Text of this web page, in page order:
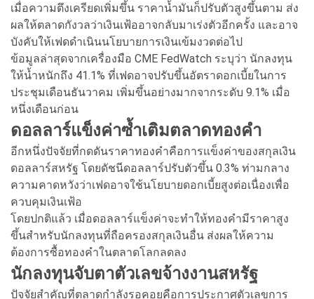
เมื่อความตึงเครียดเพิ่มขึ้น ราคาน้ำมันก็ปรับตัวสูงขึ้นตาม ส่ง
ผลให้ตลาดกังวลว่าเงินเฟ้ออาจกลับมาเร่งตัวอีกครั้ง และอาจ
บังคับให้เฟดดำเนินนโยบายการเงินเข้มงวดต่อไป
ข้อมูลล่าสุดจากเครื่องมือ CME FedWatch ระบุว่า นักลงทุน
ให้น้ำหนักถึง 41.1% ที่เฟดอาจปรับขึ้นอัตราดอกเบี้ยในการ
ประชุมเดือนธันวาคม เพิ่มขึ้นอย่างมากจากระดับ 9.1% เมื่อ
หนึ่งเดือนก่อน
ดอลลาร์แข็งค่าซ้ำเติมตลาดทองคำ
อีกหนึ่งปัจจัยที่กดดันราคาทองคำคือการแข็งค่าของสกุลเงิน
ดอลลาร์สหรัฐ โดยดัชนีดอลลาร์ปรับตัวขึ้น 0.3% ท่ามกลาง
ความคาดหวังว่าเฟดอาจใช้นโยบายดอกเบี้ยสูงต่อเนื่องเพื่อ
ควบคุมเงินเฟ้อ
โดยปกติแล้ว เมื่อดอลลาร์แข็งค่าจะทำให้ทองคำมีราคาสูง
ขึ้นสำหรับนักลงทุนที่ถือครองสกุลเงินอื่น ส่งผลให้ความ
ต้องการซื้อทองคำในตลาดโลกลดลง
นักลงทุนจับตาตัวเลขจ้างงานสหรัฐ
ปัจจัยสำคัญที่ตลาดกำลังรอคอยคือการประกาศตัวเลขการ